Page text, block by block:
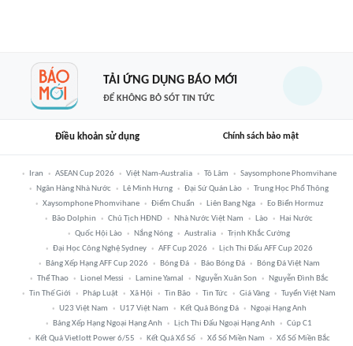
TẢI ỨNG DỤNG BÁO MỚI
ĐỂ KHÔNG BỎ SÓT TIN TỨC
Điều khoản sử dụng Chính sách bảo mật
Iran ASEAN Cup 2026 Việt Nam-Australia Tô Lâm
Saysomphone Phomvihane
Ngân Hàng Nhà Nước
Lê Minh Hưng Đại Sứ Quán Lào
Trung Học Phổ Thông
Xaysomphone Phomvihane
Điểm Chuẩn Liên Bang Nga
Eo Biển Hormuz
Bão Dolphin
Chủ Tịch HĐND Nhà Nước Việt Nam Lào
Hai Nước
Quốc Hội Lào
Nắng Nóng Australia
Trịnh Khắc Cường
Đại Học Công Nghệ Sydney
AFF Cup 2026
Lịch Thi Đấu AFF Cup 2026
Bảng Xếp Hạng AFF Cup 2026
Bóng Đá Báo Bóng Đá
Bóng Đá Việt Nam
Thể Thao
Lionel Messi Lamine Yamal Nguyễn Xuân Son
Nguyễn Đình Bắc
Tin Thế Giới
Pháp Luật Xã Hội Tin Bão Tin Tức Giá Vàng
Tuyển Việt Nam
U23 Việt Nam
U17 Việt Nam Kết Quả Bóng Đá
Ngoại Hạng Anh
Bảng Xếp Hạng Ngoại Hạng Anh
Lịch Thi Đấu Ngoại Hạng Anh
Cúp C1
Kết Quả Vietlott Power 6/55
Kết Quả Xổ Số Xổ Số Miền Nam Xổ Số Miền Bắc